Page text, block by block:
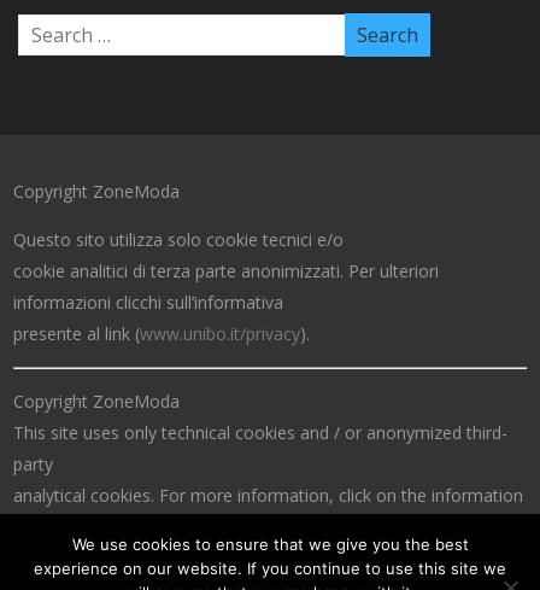
Copyright ZoneModa
Questo sito utilizza solo cookie tecnici e/o
cookie analitici di terza parte anonimizzati. Per ulteriori
informazioni clicchi sull’informativa
presente al link (www.unibo.it/privacy).
Copyright ZoneModa
This site uses only technical cookies and / or anonymized third-
party
analytical cookies. For more information, click on the information
We use cookies to ensure that we give you the best
experience on our website. If you continue to use this site we